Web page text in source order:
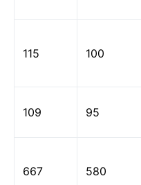
115 100
109 95
667 580